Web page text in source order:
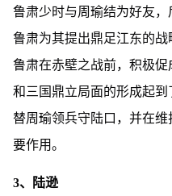
鲁肃少时与周瑜结为好友，
鲁肃为其提出鼎足江东的战
鲁肃在赤壁之战前，积极促
和三国鼎立局面的形成起
替周瑜领兵守陆口，并在
要作用。
3、陆逊